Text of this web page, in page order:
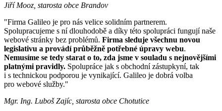
Jiří Mooz, starosta obce Brandov
"Firma Galileo je pro nás velice solidním partnerem.
Spolupracujeme s ní dlouhodobě a díky této spolupráci fungují naše
webové stránky bez problémů. Firma sleduje všechnu novou
legislativu a provádí průběžně potřebné úpravy webu.
Nemusíme se tedy starat o to, zda jsme v souladu s nejnovějšími
platnými pravidly. Spolupráce jak s obchodní zástupkyní, tak
i s technickou podporou je vynikající. Galileo je dobrá volba
pro webové služby."
Mgr. Ing. Luboš Zajíc, starosta obce Chotutice